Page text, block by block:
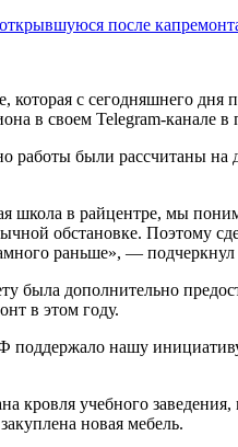
с сегодняшнего дня
в своем Telegram-канале в
работы были рассчитаны на
школа в райцентре, мы
обстановке. Поэтому
раньше», —
была дополнительно
в этом году.
поддержало нашу
кровля учебного
новая мебель.